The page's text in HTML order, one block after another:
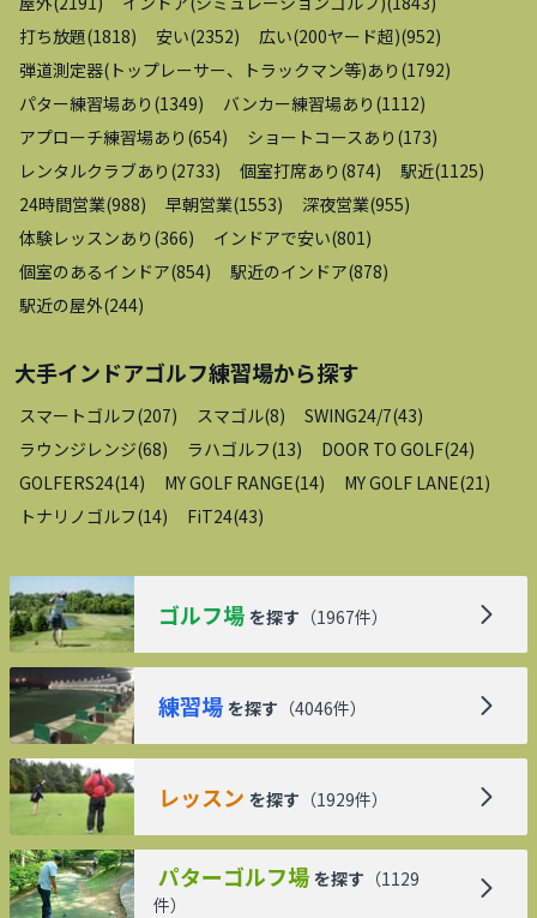
打ち放題(1818) 安い(2352) 広い(200ヤード超)(952)
弾道測定器(トップレーサー、トラックマン等)あり (1792)
パター練習場あり (1349) バンカー練習場あり (1112)
アプローチ練習場あり (654) ショートコースあり (173)
レンタルクラブあり (2733) 個室打席あり (874) 駅近(1125)
24時間営業(988) 早朝営業(1553) 深夜営業(955)
体験レッスンあり (366) インドアで安い(801)
個室のあるインドア(854) 駅近のインドア(878)
駅近の屋外(244)
大手インドアゴルフ練習場から探す
スマートゴルフ(207) スマゴル(8) SWING24/7(43)
ラウンジレンジ(68) ラハゴルフ(13) DOOR TO GOLF(24)
GOLFERS24(14) MY GOLF RANGE(14) MY GOLF LANE(21)
トナリノゴルフ(14) FiT24(43)
ゴルフ場 を探す （1967件）
練習場 を探す （4046件）
レッスン を探す （1929件）
パターゴルフ場 を探す （1129
件）